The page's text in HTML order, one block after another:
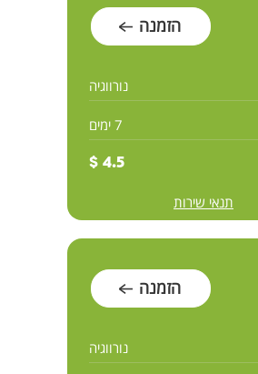
הזמנה
נורווגיה
7 ימים
4.5 $
תנאי שירות
הזמנה
נורווגיה